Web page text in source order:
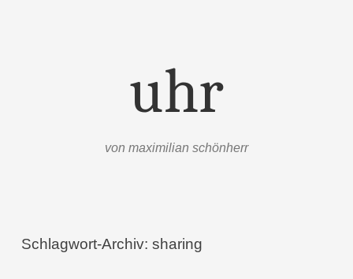
uhr
von maximilian schönherr
Schlagwort-Archiv:sharing